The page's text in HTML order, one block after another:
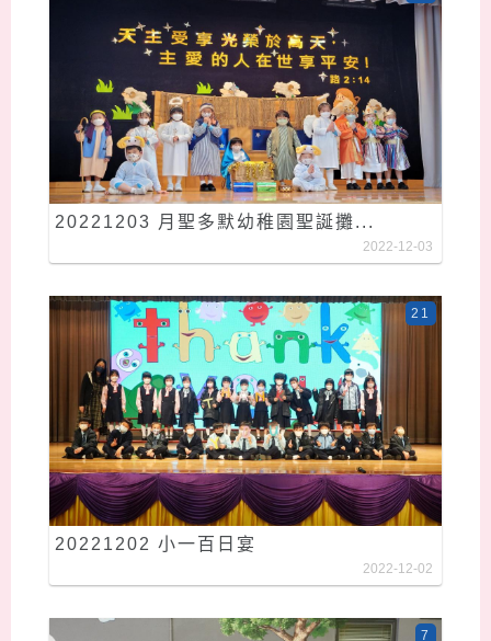
20221203 月聖多默幼稚園聖誕攤...
2022-12-03
20221202 小一百日宴
21
2022-12-02
7